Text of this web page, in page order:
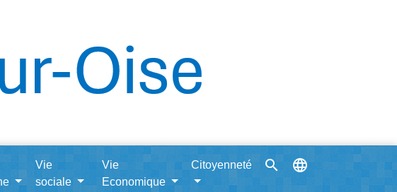
Vie
sociale
Vie
Economique
Citoyenneté search language